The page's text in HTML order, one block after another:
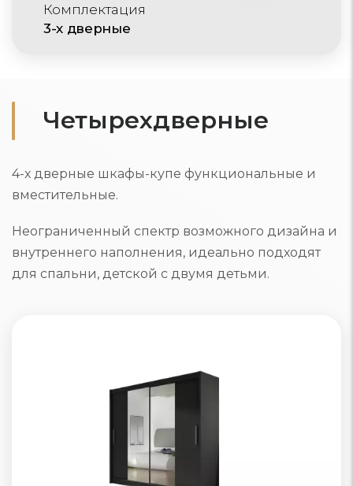
Комплектация
3-х дверные
Четырехдверные
4-х дверные шкафы-купе функциональные и
вместительные.
Неограниченный спектр возможного дизайна и
внутреннего наполнения, идеально подходят
для спальни, детской с двумя детьми.